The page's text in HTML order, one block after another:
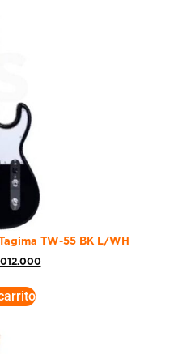
TW-55 BK L/WH